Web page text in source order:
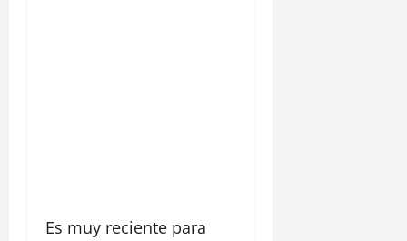
Es muy reciente para